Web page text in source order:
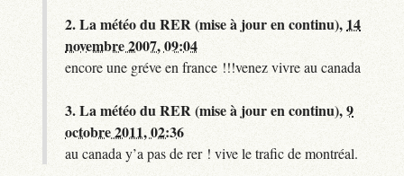
2.La météo du RER (mise à jour en continu), 14
novembre 2007, 09:04
encore une gréve en france !!!venez vivre au canada
3.La météo du RER (mise à jour en continu),9
octobre 2011, 02:36
au canada y’a pas de rer ! vive le trafic de montréal.